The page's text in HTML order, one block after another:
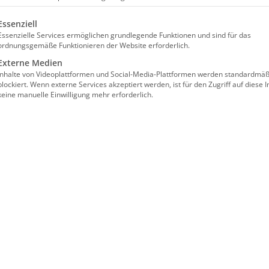
Հավատքով թող Քրիստոս
արմատավորված և
eine Liste der Service-Gruppen, für die eine
Services ermöglichen grundlegende Funktionen und sind für das
Funktionieren der Website erforderlich.
Medien
von Videoplattformen und Social-Media-Plattformen werden
Wenn externe Services akzeptiert werden, ist für den Zugriff auf diese
manuelle Einwilligung mehr erforderlich.